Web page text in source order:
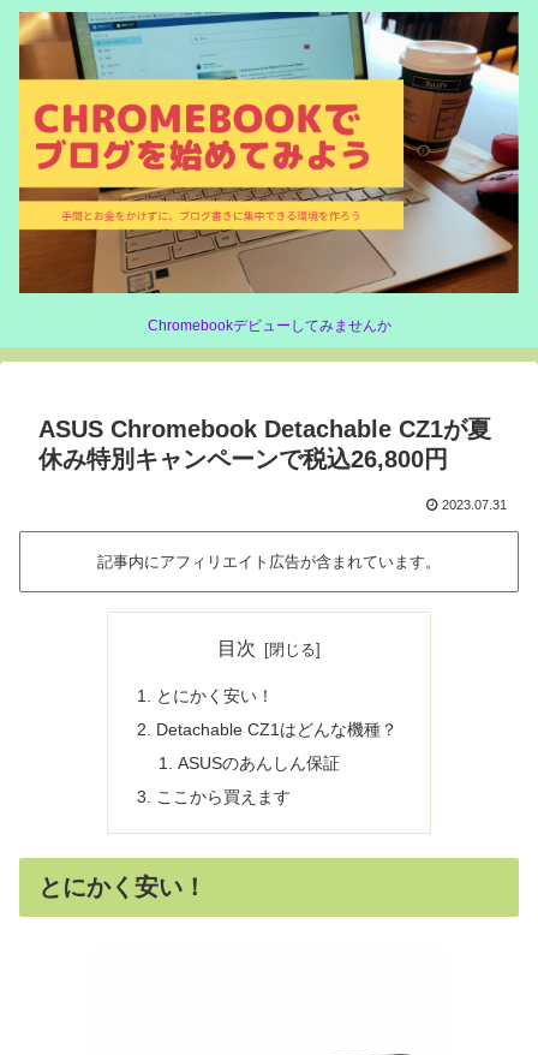
Chromebookデビューしてみませんか
ASUS Chromebook Detachable CZ1が夏
休み特別キャンペーンで税込26,800円
2023.07.31
記事内にアフィリエイト広告が含まれています。
目次
とにかく安い！
Detachable CZ1はどんな機種？
ASUSのあんしん保証
ここから買えます
とにかく安い！